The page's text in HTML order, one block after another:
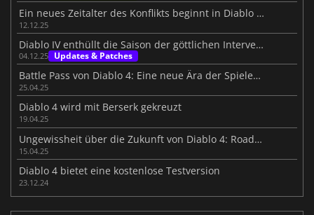
Ein neues Zeitalter des Konflikts beginnt in Diablo IV: Lord of Hatred
12.12.25
Diablo IV enthüllt die Saison der göttlichen Intervention
04.12.25 Updates & Patches
Battle Pass von Diablo 4: Eine neue Ära der Spielerwahl in Saison 8
25.04.25
Diablo 4 wird mit Berserk gekreuzt
19.04.25
Ungewissheit über die Zukunft von Diablo 4: Roadmap für 2025 enttäuscht Fans
15.04.25
Diablo 4 bietet eine kostenlose Testversion
23.12.24